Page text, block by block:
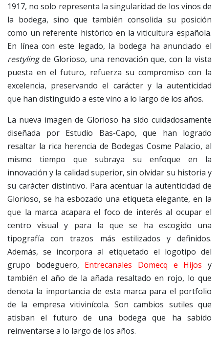
1917, no solo representa la singularidad de los vinos de
la bodega, sino que también consolida su posición
como un referente histórico en la viticultura española.
En línea con este legado, la bodega ha anunciado el
restylingde Glorioso, una renovación que, con la vista
puesta en el futuro, refuerza su compromiso con la
excelencia, preservando el carácter y la autenticidad
que han distinguido a este vino a lo largo de los años.
La nueva imagen de Glorioso ha sido cuidadosamente
diseñada por Estudio Bas-Capo, que han logrado
resaltar la rica herencia de Bodegas Cosme Palacio, al
mismo tiempo que subraya su enfoque en la
innovación y la calidad superior, sin olvidar su historia y
su carácter distintivo. Para acentuar la autenticidad de
Glorioso, se ha esbozado una etiqueta elegante, en la
que la marca acapara el foco de interés al ocupar el
centro visual y para la que se ha escogido una
tipografía con trazos más estilizados y definidos.
Además, se incorpora al etiquetado el logotipo del
grupo bodeguero, Entrecanales Domecq e Hijos y
también el año de la añada resaltado en rojo, lo que
denota la importancia de esta marca para el portfolio
de la empresa vitivinícola. Son cambios sutiles que
atisban el futuro de una bodega que ha sabido
reinventarse a lo largo de los años.